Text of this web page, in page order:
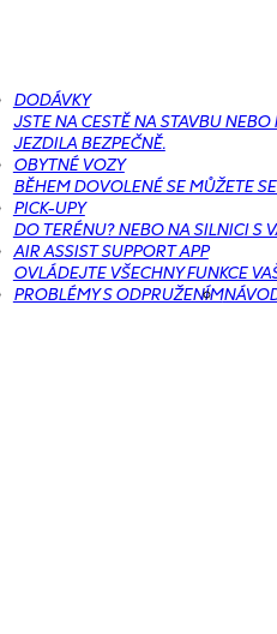
DODÁVKY
JSTE NA CESTĚ NA STAVBU
JEZDILA BEZPEČNĚ.
OBYTNÉ VOZY
BĚHEM DOVOLENÉ SE MŮŽETE
PICK-UPY
DO TERÉNU? NEBO NA SILNICI S
AIR ASSIST SUPPORT APP
OVLÁDEJTE VŠECHNY FUNKCE
PROBLÉMY S ODPRUŽENÍM